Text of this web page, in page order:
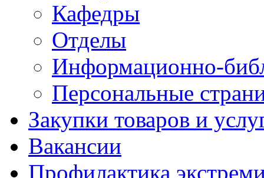
Кафедры
Отделы
Информационно-
Персональные
Закупки товаров и
Вакансии
Профилактика